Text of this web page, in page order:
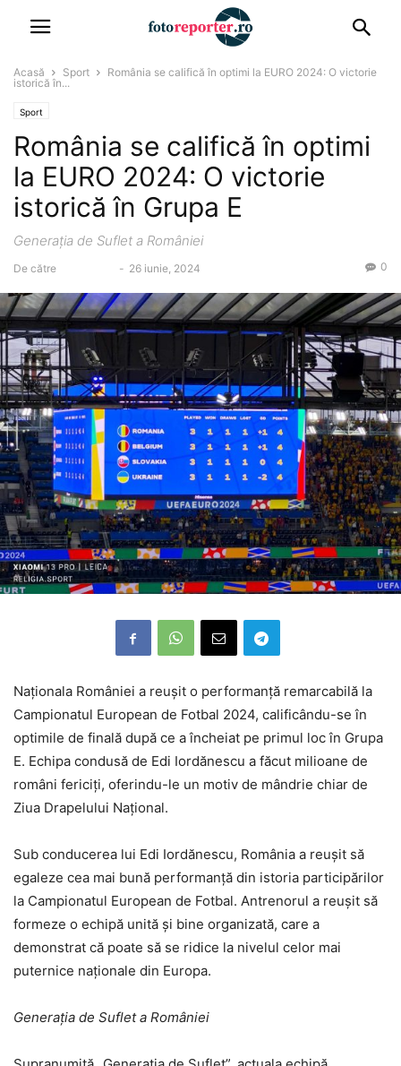
Acasă Sport
România se califică în optimi la EURO 2024: O victorie
istorică în...
Sport
România se califică în optimi
la EURO 2024: O victorie
istorică în Grupa E
Generația de Suflet a României
De către - 26 iunie, 2024 0
Naționala României a reușit o performanță remarcabilă la
Campionatul European de Fotbal 2024, calificându-se în
optimile de finală după ce a încheiat pe primul loc în Grupa
E. Echipa condusă de Edi Iordănescu a făcut milioane de
români fericiți, oferindu-le un motiv de mândrie chiar de
Ziua Drapelului Național.
Sub conducerea lui Edi Iordănescu, România a reușit să
egaleze cea mai bună performanță din istoria participărilor
la Campionatul European de Fotbal. Antrenorul a reușit să
formeze o echipă unită și bine organizată, care a
demonstrat că poate să se ridice la nivelul celor mai
puternice naționale din Europa.
Generația de Suflet a României